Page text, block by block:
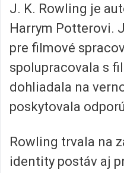
J. K. Rowling je
Harrym Potterovi.
pre filmové
spolupracovala s
dohliadala na
poskytovala
Rowling trvala na
identity postáv aj